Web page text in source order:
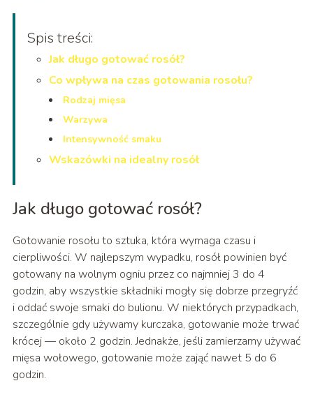
Spis treści:
Jak długo gotować rosół?
Co wpływa na czas gotowania rosołu?
Rodzaj mięsa
Warzywa
Intensywność smaku
Wskazówki na idealny rosół
Jak długo gotować rosół?
Gotowanie rosołu to sztuka, która wymaga czasu i
cierpliwości. W najlepszym wypadku, rosół powinien być
gotowany na wolnym ogniu przez co najmniej 3 do 4
godzin, aby wszystkie składniki mogły się dobrze przegryźć
i oddać swoje smaki do bulionu. W niektórych przypadkach,
szczególnie gdy używamy kurczaka, gotowanie może trwać
krócej — około 2 godzin. Jednakże, jeśli zamierzamy używać
mięsa wołowego, gotowanie może zająć nawet 5 do 6
godzin.